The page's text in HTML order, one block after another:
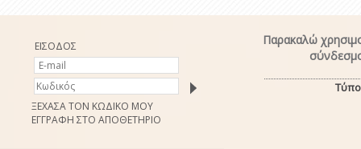
ΕΙΣΟΔΟΣ
ΞΕΧΑΣΑ ΤΟΝ ΚΩΔΙΚΟ ΜΟΥ
ΕΓΓΡΑΦΗ ΣΤΟ ΑΠΟΘΕΤΗΡΙΟ
Παρακαλώ